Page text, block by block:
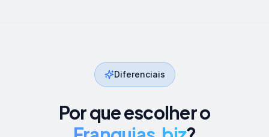
Diferenciais
Por que escolher o